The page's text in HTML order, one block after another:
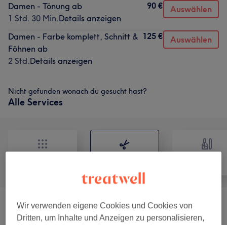
Damen - Tönung ab
1 Std. 30 Min.Details anzeigen
90 € Auswählen
Damen - Farbe komplett, Schnitt &
Föhnen ab
2 Std.Details anzeigen
125 € Auswählen
Nicht gefunden wonach du gesucht hast?
Alle Services
Damen - Farbe & Coloration (14 ) ab 60 €
Wir verwenden eigene Cookies und Cookies von
Dritten, um Inhalte und Anzeigen zu personalisieren,